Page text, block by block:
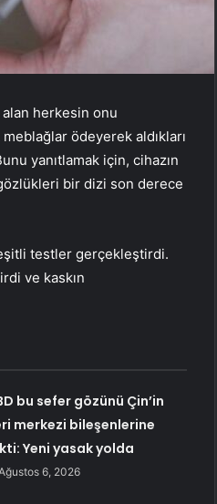
herkesin onu
ödeyerek aldıkları
yanıtlamak için, cihazın
bir dizi son derece
testler gerçekleştirdi.
ve kaskın
bu sefer gözünü Çin’in
merkezi bileşenlerine
Yeni yasak yolda
6, 2026